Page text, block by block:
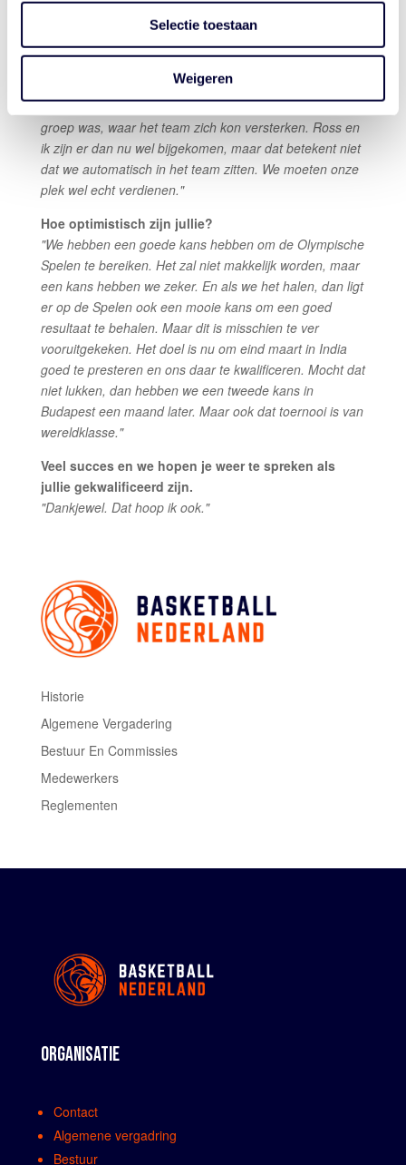
Selectie toestaan
Weigeren
er een gezonde concurrentie?
nu toe heeft iedereen onze toevoeging goed opgepakt.
Ik denk ook dat er misschien een beetje vraag vanuit de
groep was, waar het team zich kon versterken. Ross en
ik zijn er dan nu wel bijgekomen, maar dat betekent niet
dat we automatisch in het team zitten. We moeten onze
plek wel echt verdienen."
Hoe optimistisch zijn jullie?
"We hebben een goede kans hebben om de Olympische
Spelen te bereiken. Het zal niet makkelijk worden, maar
een kans hebben we zeker. En als we het halen, dan ligt
er op de Spelen ook een mooie kans om een goed
resultaat te behalen. Maar dit is misschien te ver
vooruitgekeken. Het doel is nu om eind maart in India
goed te presteren en ons daar te kwalificeren. Mocht dat
niet lukken, dan hebben we een tweede kans in
Budapest een maand later. Maar ook dat toernooi is van
wereldklasse."
Veel succes en we hopen je weer te spreken als
jullie gekwalificeerd zijn.
"Dankjewel. Dat hoop ik ook."
Historie
Algemene Vergadering
Bestuur En Commissies
Medewerkers
Reglementen
ORGANISATIE
Contact
Algemene vergadring
Bestuur